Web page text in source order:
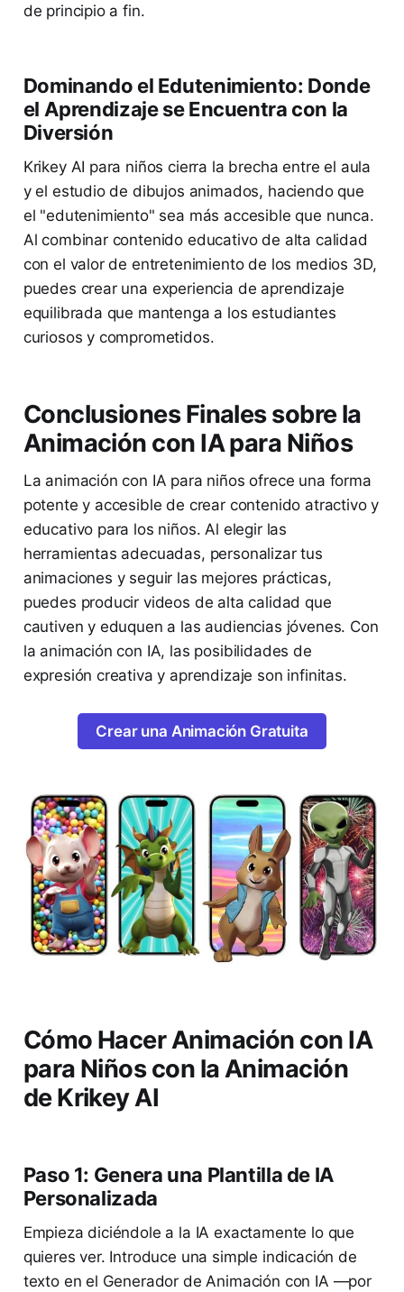
de principio a fin.
Dominando el Edutenimiento: Donde
el Aprendizaje se Encuentra con la
Diversión
Krikey AI para niños cierra la brecha entre el aula
y el estudio de dibujos animados, haciendo que
el "edutenimiento" sea más accesible que nunca.
Al combinar contenido educativo de alta calidad
con el valor de entretenimiento de los medios 3D,
puedes crear una experiencia de aprendizaje
equilibrada que mantenga a los estudiantes
curiosos y comprometidos.
Conclusiones Finales sobre la
Animación con IA para Niños
La animación con IA para niños ofrece una forma
potente y accesible de crear contenido atractivo y
educativo para los niños. Al elegir las
herramientas adecuadas, personalizar tus
animaciones y seguir las mejores prácticas,
puedes producir videos de alta calidad que
cautiven y eduquen a las audiencias jóvenes. Con
la animación con IA, las posibilidades de
expresión creativa y aprendizaje son infinitas.
Crear una Animación Gratuita
Cómo Hacer Animación con IA
para Niños con la Animación
de Krikey AI
Paso 1: Genera una Plantilla de IA
Personalizada
Empieza diciéndole a la IA exactamente lo que
quieres ver. Introduce una simple indicación de
texto en el Generador de Animación con IA —por